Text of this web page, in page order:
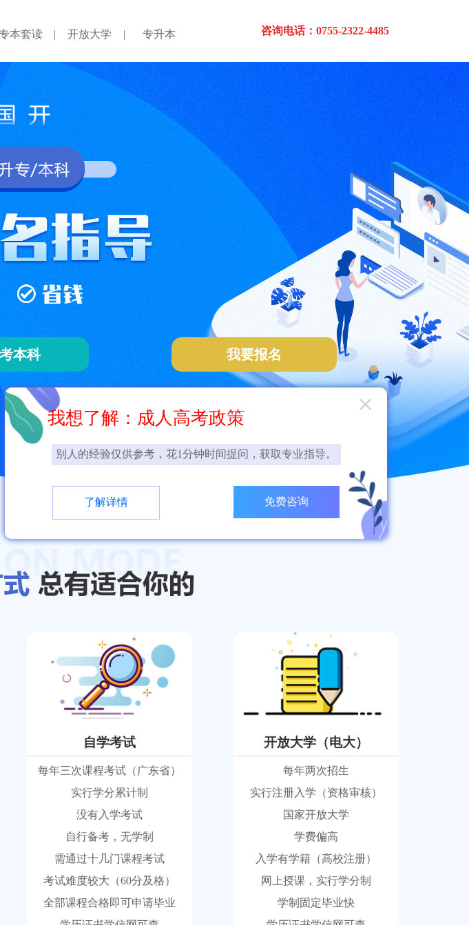
本套读 | 开放大学 | 专升本 咨询电话：0755-2322-4485
×
我想了解：成人高考政策
别人的经验仅供参考，花1分钟时间提问，获取专业指导。
了解详情 免费咨询
本科 我要报名
自学考试
每年三次课程考试（广东省）
实行学分累计制
没有入学考试
自行备考，无学制
需通过十几门课程考试
考试难度较大（60分及格）
全部课程合格即可申请毕业
开放大学（电大）
每年两次招生
实行注册入学（资格审核）
国家开放大学
学费偏高
入学有学籍（高校注册）
网上授课，实行学分制
学制固定毕业快